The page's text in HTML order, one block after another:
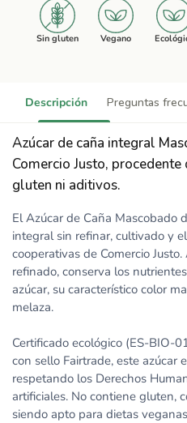
Sin gluten Vegano
Descripción Preguntas
Azúcar de caña integral
Comercio Justo,
gluten ni aditivos.
El Azúcar de Caña Mascobado
integral sin refinar, cultivado y
cooperativas de Comercio
refinado, conserva los
azúcar, su característico color
melaza.
Certificado ecológico (ES-BIO-
con sello Fairtrade, este azúcar
respetando los Derechos
artificiales. No contiene gluten,
siendo apto para dietas